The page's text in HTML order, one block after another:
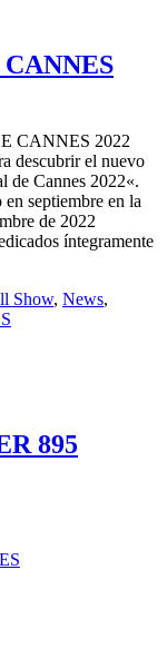
CANNES 2022
descubrir el nuevo
de Cannes 2022«.
septiembre en la
de 2022
íntegramente
Show, News,
895